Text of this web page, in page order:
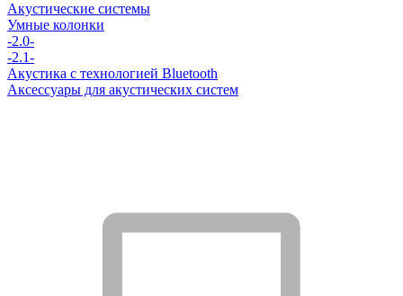
Акустические системы
Умные колонки
-2.0-
-2.1-
Акустика с технологией Bluetooth
Аксессуары для акустических систем